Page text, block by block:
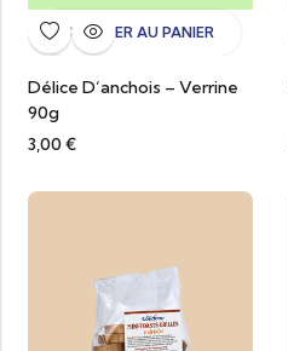
AJOUTER AU PANIER
Délice D’anchois – Verrine
90g
3,00 €